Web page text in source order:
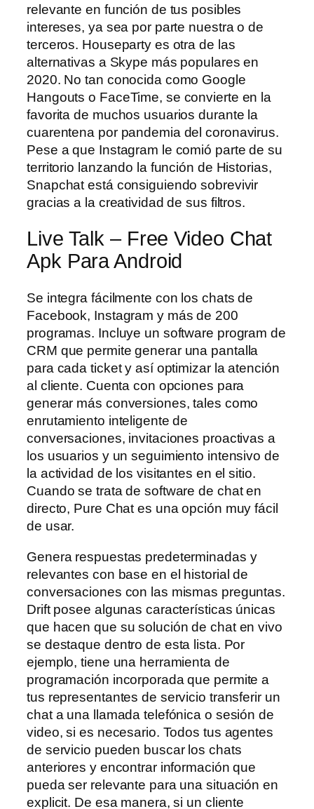
relevante en función de tus posibles
intereses, ya sea por parte nuestra o de
terceros. Houseparty es otra de las
alternativas a Skype más populares en
2020. No tan conocida como Google
Hangouts o FaceTime, se convierte en la
favorita de muchos usuarios durante la
cuarentena por pandemia del coronavirus.
Pese a que Instagram le comió parte de su
territorio lanzando la función de Historias,
Snapchat está consiguiendo sobrevivir
gracias a la creatividad de sus filtros.
Live Talk – Free Video Chat
Apk Para Android
Se integra fácilmente con los chats de
Facebook, Instagram y más de 200
programas. Incluye un software program de
CRM que permite generar una pantalla
para cada ticket y así optimizar la atención
al cliente. Cuenta con opciones para
generar más conversiones, tales como
enrutamiento inteligente de
conversaciones, invitaciones proactivas a
los usuarios y un seguimiento intensivo de
la actividad de los visitantes en el sitio.
Cuando se trata de software de chat en
directo, Pure Chat es una opción muy fácil
de usar.
Genera respuestas predeterminadas y
relevantes con base en el historial de
conversaciones con las mismas preguntas.
Drift posee algunas características únicas
que hacen que su solución de chat en vivo
se destaque dentro de esta lista. Por
ejemplo, tiene una herramienta de
programación incorporada que permite a
tus representantes de servicio transferir un
chat a una llamada telefónica o sesión de
video, si es necesario. Todos tus agentes
de servicio pueden buscar los chats
anteriores y encontrar información que
pueda ser relevante para una situación en
explicit. De esa manera, si un cliente